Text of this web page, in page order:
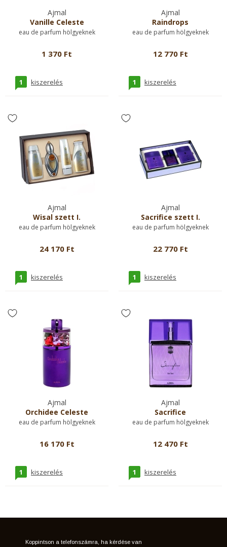
Ajmal
Vanille Celeste
eau de parfum hölgyeknek
1 370 Ft
1 kiszerelés
Ajmal
Raindrops
eau de parfum hölgyeknek
12 770 Ft
1 kiszerelés
Ajmal
Wisal szett I.
eau de parfum hölgyeknek
24 170 Ft
1 kiszerelés
Ajmal
Sacrifice szett I.
eau de parfum hölgyeknek
22 770 Ft
1 kiszerelés
Ajmal
Orchidee Celeste
eau de parfum hölgyeknek
16 170 Ft
1 kiszerelés
Ajmal
Sacrifice
eau de parfum hölgyeknek
12 470 Ft
1 kiszerelés
Koppintson a telefonszámra, ha kérdése van